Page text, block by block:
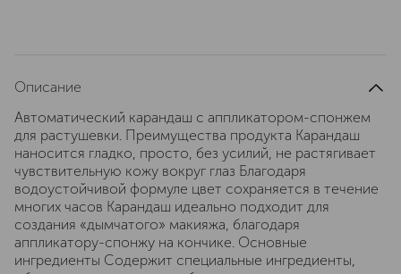
Описание
Автоматический карандаш с аппликатором-спонжем
для растушевки. Преимущества продукта Карандаш
наносится гладко, просто, без усилий, не растягивает
чувствительную кожу вокруг глаз Благодаря
водоустойчивой формуле цвет сохраняется в течение
многих часов Карандаш идеально подходит для
создания «дымчатого» макияжа, благодаря
аппликатору-спонжу на кончике. Основные
ингредиенты Содержит специальные ингредиенты,